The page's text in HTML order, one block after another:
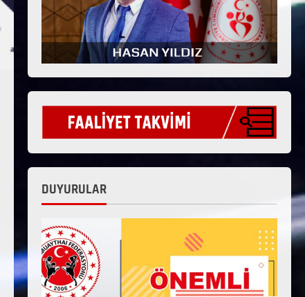
DUYURULAR